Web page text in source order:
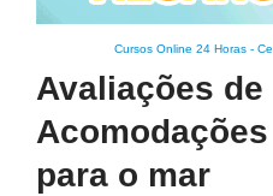
Cursos Online 24 Horas -
Avaliações de
para o mar